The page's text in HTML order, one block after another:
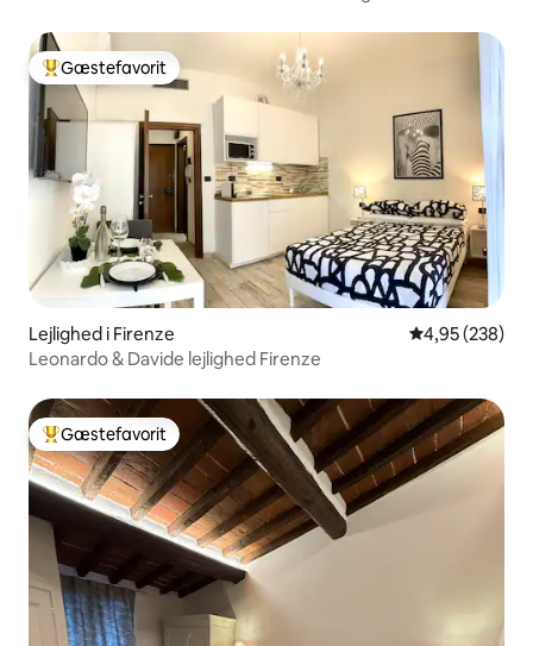
Bedste gæstefavorit
Gæstefavorit
Lejlighed i Firenze 4,95 ud af 5 i
4,95 (238)
Leonardo & Davide lejlighed Firenze
Bedste gæstefavorit
Gæstefavorit